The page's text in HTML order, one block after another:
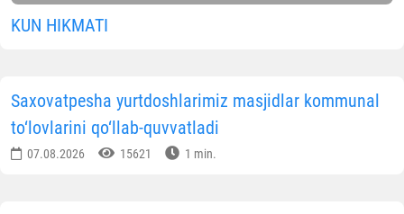
KUN HIKMATI
Saxovatpesha yurtdoshlarimiz masjidlar kommunal
to‘lovlarini qo‘llab-quvvatladi
07.08.2026 15621 1 min.